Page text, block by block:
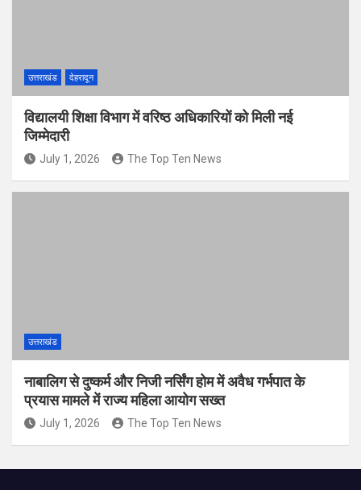
उत्तराखंड देहरादून
विद्यालयी शिक्षा विभाग में वरिष्ठ अधिकारियों को मिली नई
जिम्मेदारी
July 1, 2026 The Top Ten News
उत्तराखंड
नाबालिग से दुष्कर्म और निजी नर्सिंग होम में अवैध गर्भपात के
प्रयास मामले में राज्य महिला आयोग सख्त
July 1, 2026 The Top Ten News